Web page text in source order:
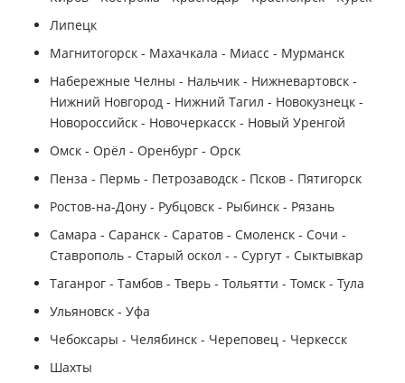
Липецк
Магнитогорск - Махачкала - Миасс - Мурманск
Набережные Челны - Нальчик - Нижневартовск -
Нижний Новгород - Нижний Тагил - Новокузнецк -
Новороссийск - Новочеркасск - Новый Уренгой
Омск - Орёл - Оренбург - Орск
Пенза - Пермь - Петрозаводск - Псков - Пятигорск
Ростов-на-Дону - Рубцовск - Рыбинск - Рязань
Самара - Саранск - Саратов - Смоленск - Сочи -
Ставрополь - Старый оскол - - Сургут - Сыктывкар
Таганрог - Тамбов - Тверь - Тольятти - Томск - Тула
Ульяновск - Уфа
Чебоксары - Челябинск - Череповец - Черкесск
Шахты